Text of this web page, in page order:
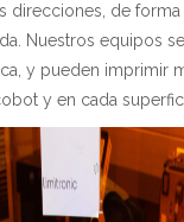
direcciones, de
Nuestros equipos
y pueden imprimir
y en cada